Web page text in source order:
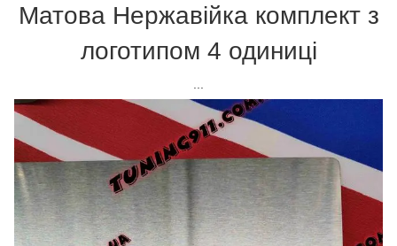
Матова Нержавійка комплект з
логотипом 4 одиниці